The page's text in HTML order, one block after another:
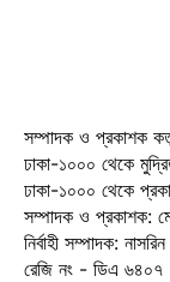
সম্পাদক ও প্রকাশক
ঢাকা-১০০০ থেকে
ঢাকা-১০০০ থেকে
সম্পাদক ও প্রকাশক:
নির্বাহী সম্পাদক:
রেজি নং - ডিএ ৬৪০৭